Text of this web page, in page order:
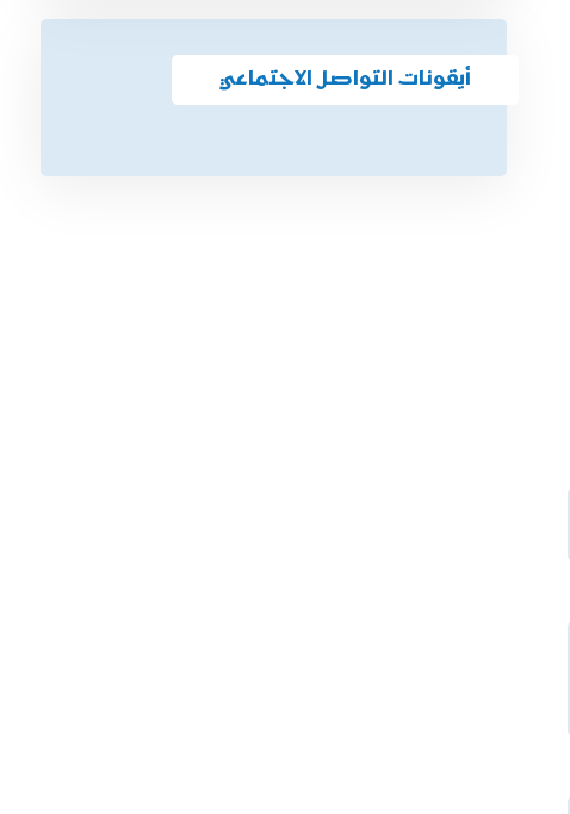
الأستاذ الدكتور/ وليد
أيقونات التواصل الاجتماعي